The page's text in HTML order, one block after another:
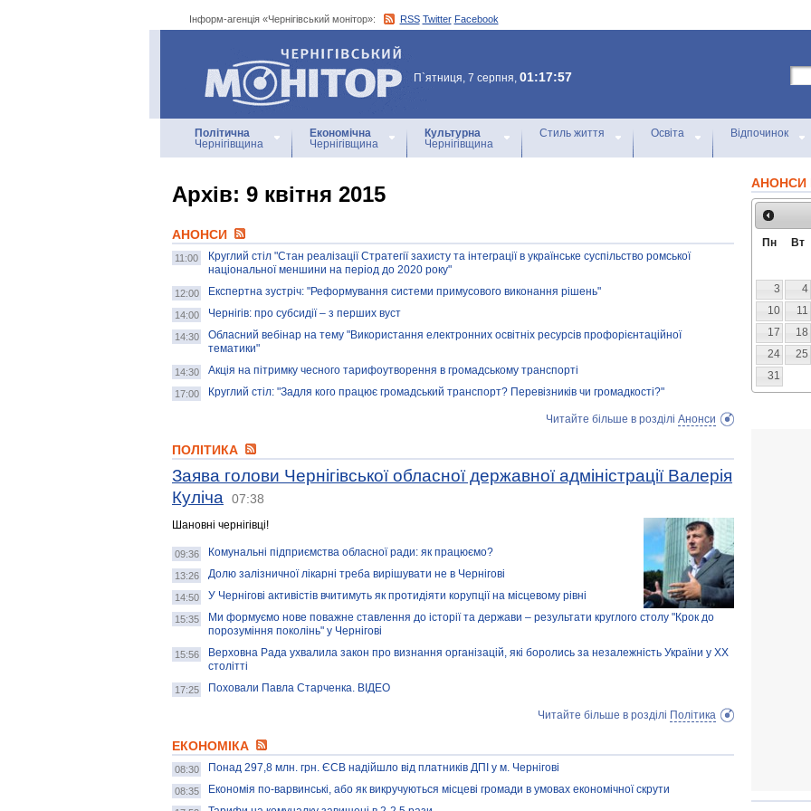
Інформ-агенція «Чернігівський монітор»: RSS Twitter Facebook
Інформ-агенція
«Чернігівський монітор»
П`ятниця, 7 серпня, 01:17:57
Політична
Чернігівщина
Економічна
Чернігівщина
Культурна
Чернігівщина
Стиль життя Освіта Відпочинок
Архiв: 9 квітня 2015
АНОНСИ
11:00
Круглий стіл "Стан реалізації Стратегії захисту та інтеграції в українське суспільство ромської
національної меншини на період до 2020 року"
12:00 Експертна зустріч: "Реформування системи примусового виконання рішень"
14:00 Чернігів: про субсидії – з перших вуст
14:30
Обласний вебінар на тему "Використання електронних освітніх ресурсів профорієнтаційної
тематики"
14:30 Акція на пітримку чесного тарифоутворення в громадському транспорті
17:00 Круглий стіл: "Задля кого працює громадський транспорт? Перевізників чи громадкості?"
Читайте більше в розділі Анонси
ПОЛІТИКА
Заява голови Чернігівської обласної державної адміністрації Валерія
Куліча
07:38
Шановні чернігівці!
09:36 Комунальні підприємства обласної ради: як працюємо?
13:26 Долю залізничної лікарні треба вирішувати не в Чернігові
14:50 У Чернігові активістів вчитимуть як протидіяти корупції на місцевому рівні
15:35
Ми формуємо нове поважне ставлення до історії та держави – результати круглого столу "Крок до
порозуміння поколінь" у Чернігові
15:56
Верховна Рада ухвалила закон про визнання організацій, які боролись за незалежність України у ХХ
столітті
17:25 Поховали Павла Старченка. ВІДЕО
Читайте більше в розділі Політика
ЕКОНОМІКА
08:30 Понад 297,8 млн. грн. ЄСВ надійшло від платників ДПІ у м. Чернігові
08:35 Економія по-варвинські, або як викручуються місцеві громади в умовах економічної скрути
АНОНСИ
Пн Вт
3
4
10
11
17
18
24
25
31